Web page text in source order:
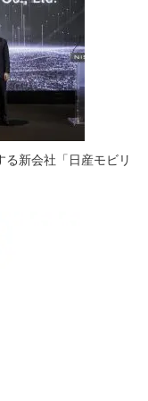
新会社「日産モビリ